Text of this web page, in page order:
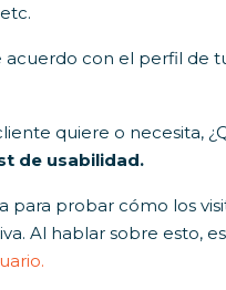
con el perfil de
quiere o necesita,
de usabilidad.
para probar cómo los
Al hablar sobre